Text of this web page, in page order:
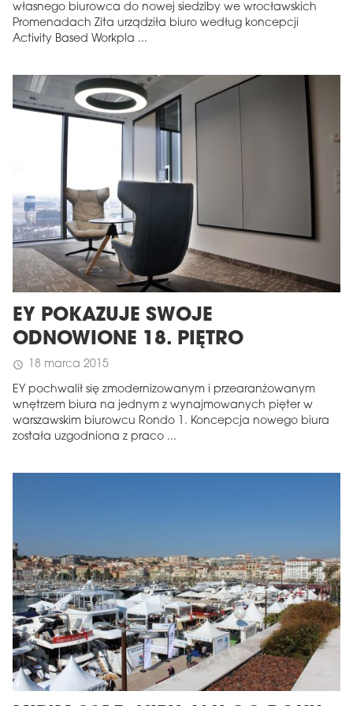
własnego biurowca do nowej siedziby we wrocławskich
Promenadach Zita urządziła biuro według koncepcji
Activity Based Workpla ...
EY POKAZUJE SWOJE
ODNOWIONE 18. PIĘTRO
schedule 18 marca 2015
EY pochwalił się zmodernizowanym i przearanżowanym
wnętrzem biura na jednym z wynajmowanych pięter w
warszawskim biurowcu Rondo 1. Koncepcja nowego biura
została uzgodniona z praco ...